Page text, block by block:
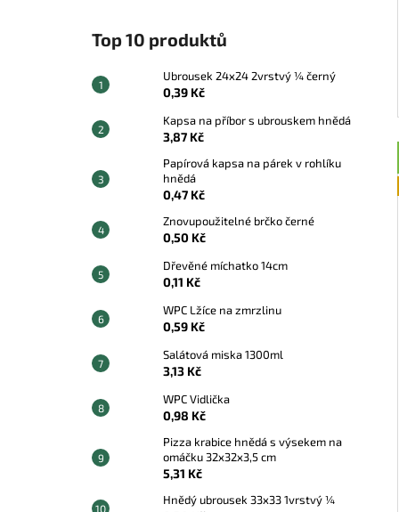
Top 10 produktů
Ubrousek 24x24 2vrstvý ¼ černý
0,39 Kč
Kapsa na příbor s ubrouskem hnědá
3,87 Kč
Papírová kapsa na párek v rohlíku
hnědá
0,47 Kč
Znovupoužitelné brčko černé
0,50 Kč
Dřevěné míchatko 14cm
0,11 Kč
WPC Lžíce na zmrzlinu
0,59 Kč
Salátová miska 1300ml
3,13 Kč
WPC Vidlička
0,98 Kč
Pizza krabice hnědá s výsekem na
omáčku 32x32x3,5 cm
5,31 Kč
Hnědý ubrousek 33x33 1vrstvý ¼